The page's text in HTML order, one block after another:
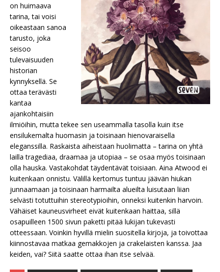
on huimaava
tarina, tai voisi
oikeastaan sanoa
tarusto, joka
seisoo
tulevaisuuden
historian
kynnyksellä. Se
ottaa terävästi
kantaa
ajankohtaisiin
ilmiöihin, mutta tekee sen useammalla tasolla kuin itse
ensilukemalta huomasin ja toisinaan hienovaraisella
eleganssilla. Raskaista aiheistaan huolimatta – tarina on yhtä
lailla tragediaa, draamaa ja utopiaa – se osaa myös toisinaan
olla hauska. Vastakohdat täydentävät toisiaan. Aina Atwood ei
kuitenkaan onnistu. Välillä kertomus tuntuu jäävän hiukan
junnaamaan ja toisinaan harmailta alueilta luisutaan liian
selvästi totuttuihin stereotypioihin, onneksi kuitenkin harvoin.
Vähäiset kauneusvirheet eivät kuitenkaan haittaa, sillä
osapuilleen 1500 sivun paketti pitää lukijan tukevasti
otteessaan. Voinkin hyvillä mielin suositella kirjoja, ja toivottaa
kiinnostavaa matkaa gemakkojen ja crakelaisten kanssa. Jaa
keiden, vai? Siitä saatte ottaa ihan itse selvää.